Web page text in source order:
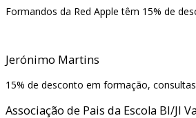
Formandos da Red Apple têm 15% de
Jerónimo Martins
15% de desconto em formação,
Associação de Pais da Escola BI/JI